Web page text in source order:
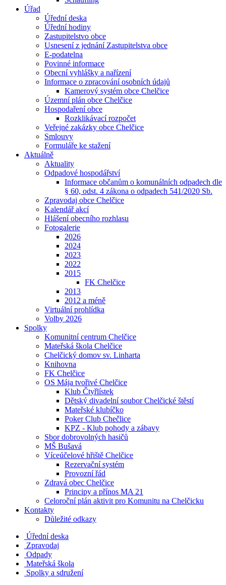
Úřad
Úřední deska
Úřední hodiny
Zastupitelstvo obce
Usnesení z jednání Zastupitelstva obce
E-podatelna
Povinné informace
Obecní vyhlášky a nařízení
Informace o zpracování osobních údajů
Kamerový systém obce Chelčice
Územní plán obce Chelčice
Hospodaření obce
Rozklikávací rozpočet
Veřejné zakázky obce Chelčice
Smlouvy
Formuláře ke stažení
Aktuálně
Aktuality
Odpadové hospodářství
Informace občanům o komunálních odpadech dle
§ 60, odst. 4 zákona o odpadech 541/2020 Sb.
Zpravodaj obce Chelčice
Kalendář akcí
Hlášení obecního rozhlasu
Fotogalerie
2026
2024
2023
2022
2015
FK Chelčice
2013
2012 a méně
Virtuální prohlídka
Volby 2026
Spolky
Komunitní centrum Chelčice
Mateřská škola Chelčice
Chelčický domov sv. Linharta
Knihovna
FK Chelčice
OS Mája tvořivé Chelčice
Klub Čtyřlístek
Dětský divadelní soubor Chelčické štěstí
Mateřské klubíčko
Poker Club Chečlice
KPZ - Klub pohody a zábavy
Sbor dobrovolných hasičů
MŠ Bušavá
Víceúčelové hřiště Chelčice
Rezervační systém
Provozní řád
Zdravá obec Chelčice
Principy a přínos MA 21
Celoroční plán aktivit pro Komunitu na Chelčicku
Kontakty
Důležité odkazy
Úřední deska
Zpravodaj
Odpady
Mateřská škola
Spolky a sdružení